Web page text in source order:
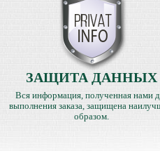
ЗАЩИТА ДАННЫХ
Вся информация, полученная нами
выполнения заказа, защищена
образом.